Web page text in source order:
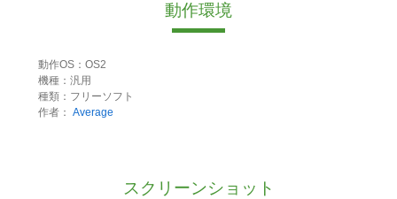
動作環境
動作OS：OS2
機種：汎用
種類：フリーソフト
作者： Average
スクリーンショット